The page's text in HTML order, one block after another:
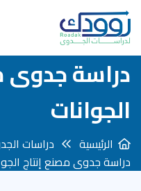
دراسة جدوى
الجوانات
الرئيسية
دراسات
دراسة جدوى مصنع إنتاج